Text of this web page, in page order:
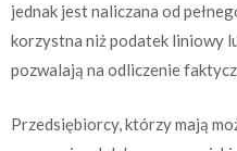
jednak jest naliczana od
korzystna niż podatek liniowy
pozwalają na odliczenie
Przedsiębiorcy, którzy mają